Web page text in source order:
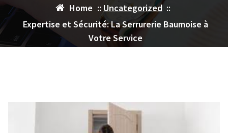
Home :: Uncategorized::
Expertise et Sécurité: La Serrurerie Baumoise à
Votre Service